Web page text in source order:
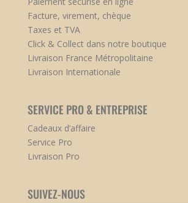
Facture, virement, chèque
Taxes et TVA
Click & Collect dans notre boutique
Livraison France Métropolitaine
Livraison Internationale
SERVICE PRO & ENTREPRISE
Cadeaux d’affaire
Service Pro
Livraison Pro
SUIVEZ-NOUS